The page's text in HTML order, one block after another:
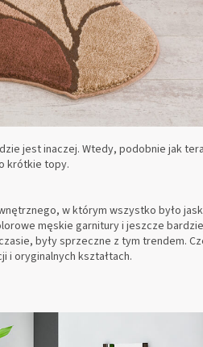
jest inaczej. Wtedy, podobnie jak
krótkie topy.
w którym wszystko było
męskie garnitury i jeszcze
były sprzeczne z tym trendem.
i oryginalnych kształtach.